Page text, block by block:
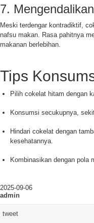
7.
Meski terdengar kontradiktif,
nafsu makan. Rasa pahitnya
makanan berlebihan.
Tips
Pilih cokelat hitam dengan
Konsumsi secukupnya,
Hindari cokelat dengan
kesehatannya.
Kombinasikan dengan pola
2025-09-06
admin
tweet